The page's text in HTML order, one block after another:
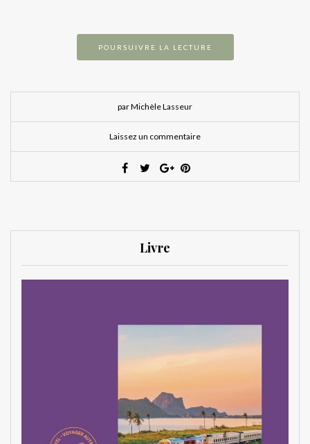
POURSUIVRE LA LECTURE
par Michèle Lasseur
Laissez un commentaire
Livre